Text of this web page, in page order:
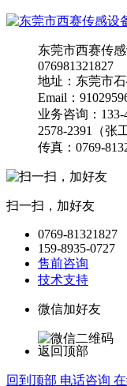
东莞市西赛传
076981321827
地址：东莞市
Email：
业务咨询：
2578-2391（张
传真：0769-
扫一扫，加好友
0769-81321827
159-8935-0727
售前咨询
技术支持
微信加好友
返回顶部
回到顶部 电话咨询